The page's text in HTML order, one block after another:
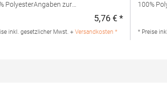
Preis:
PolyesterAngaben zur
printwear.eu GmbH & Co. KG
199 44139 Dortmund
Regulärer
5,76 € *
inkl. gesetzlicher Mwst. + Versandkosten *
100%
KG
* Preise